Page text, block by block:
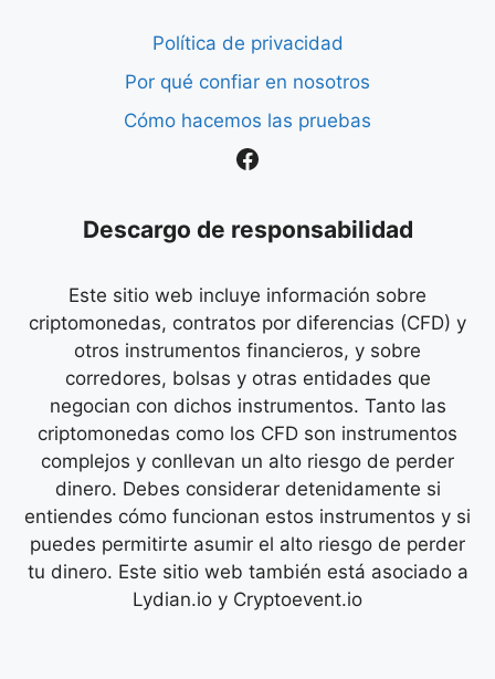
Política de privacidad
Por qué confiar en nosotros
Cómo hacemos las pruebas
Facebook
Descargo de responsabilidad
Este sitio web incluye información sobre
criptomonedas, contratos por diferencias (CFD) y
otros instrumentos financieros, y sobre
corredores, bolsas y otras entidades que
negocian con dichos instrumentos. Tanto las
criptomonedas como los CFD son instrumentos
complejos y conllevan un alto riesgo de perder
dinero. Debes considerar detenidamente si
entiendes cómo funcionan estos instrumentos y si
puedes permitirte asumir el alto riesgo de perder
tu dinero. Este sitio web también está asociado a
Lydian.io y Cryptoevent.io